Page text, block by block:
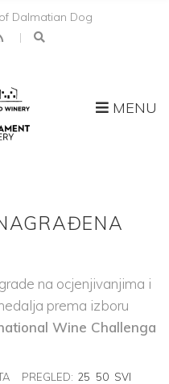
Dalmatian Dog
MENU
na ocjenjivanjima i
prema izboru
Wine Challenga
POREDANO
PREGLED: 25 50 SVI